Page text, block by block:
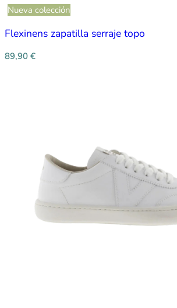
Nueva colección
Flexinens zapatilla serraje topo
89,90 €